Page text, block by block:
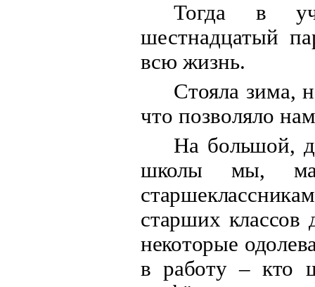
Тогда в
шестнадцатый
всю жизнь.
Стояла зима,
что позволяло
На большой,
школы мы,
старших классов
некоторые
в работу – кто